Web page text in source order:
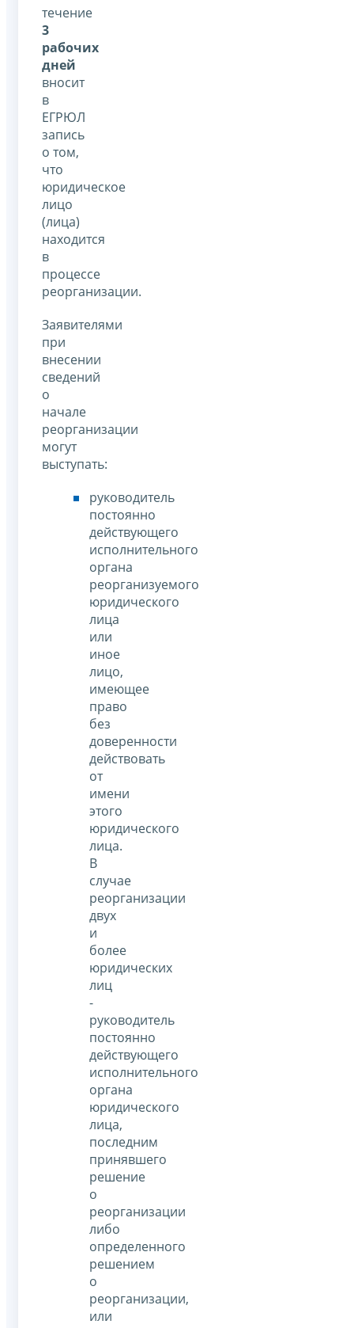
течение
3
рабочих
дней
вносит
в
ЕГРЮЛ
запись
о том,
что
юридическое
лицо
(лица)
находится
в
процессе
реорганизации.
Заявителями
при
внесении
сведений
о
начале
реорганизации
могут
выступать:
руководитель
постоянно
действующего
исполнительного
органа
реорганизуемого
юридического
лица
или
иное
лицо,
имеющее
право
без
доверенности
действовать
от
имени
этого
юридического
лица.
В
случае
реорганизации
двух
и
более
юридических
лиц
-
руководитель
постоянно
действующего
исполнительного
органа
юридического
лица,
последним
принявшего
решение
о
реорганизации
либо
определенного
решением
о
реорганизации,
или